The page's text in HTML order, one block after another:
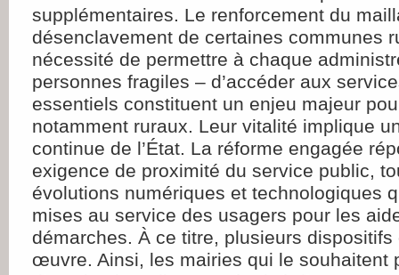
supplémentaires. Le renforcement du
désenclavement de certaines communes
nécessité de permettre à chaque
personnes fragiles – d’accéder aux
essentiels constituent un enjeu majeur
notamment ruraux. Leur vitalité implique
continue de l’État. La réforme engagée
exigence de proximité du service public,
évolutions numériques et technologiques
mises au service des usagers pour les
démarches. À ce titre, plusieurs dispositifs
œuvre. Ainsi, les mairies qui le souhaitent